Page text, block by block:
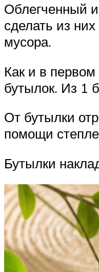
Облегченный
сделать из
мусора.
Как и в
бутылок. Из 1
От бутылки
помощи
Бутылки